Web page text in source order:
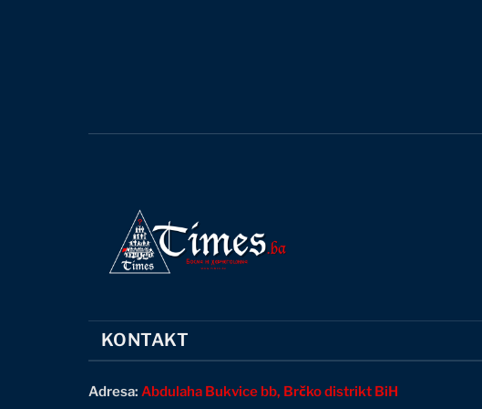
KONTAKT
Adresa: Abdulaha Bukvice bb, Brčko distrikt BiH